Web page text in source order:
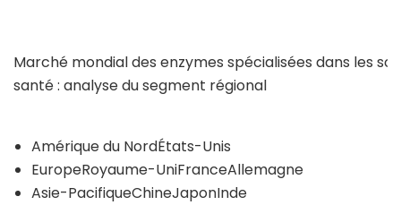
Marché mondial des enzymes spécialisées dans les
santé : analyse du segment régional
Amérique du NordÉtats-Unis
EuropeRoyaume-UniFranceAllemagne
Asie-PacifiqueChineJaponInde